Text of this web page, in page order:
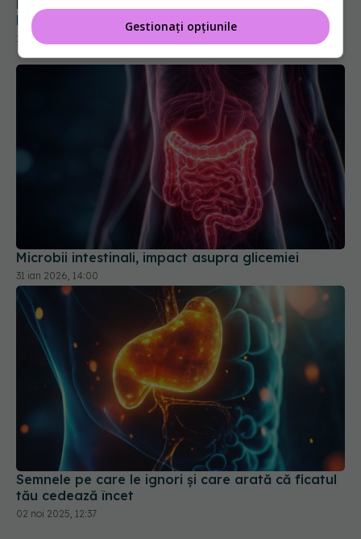
Microbii intestinali, impact asupra glicemiei
Semnele pe care le ignori și care arată că ficatul
tău cedează încet
02 noi 2025, 12:37
Gestionați opțiunile